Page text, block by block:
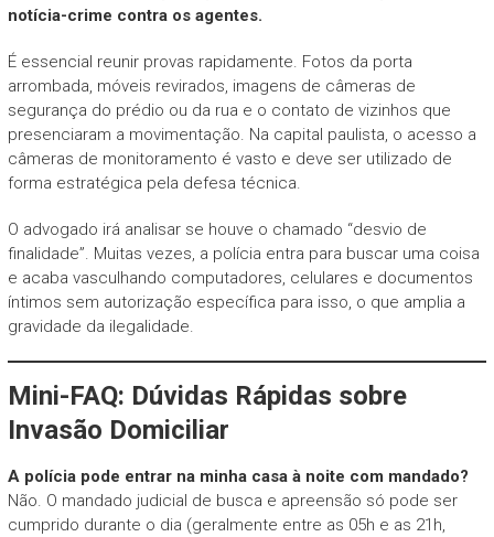
notícia-crime contra os agentes.
É essencial reunir provas rapidamente. Fotos da porta
arrombada, móveis revirados, imagens de câmeras de
segurança do prédio ou da rua e o contato de vizinhos que
presenciaram a movimentação. Na capital paulista, o acesso a
câmeras de monitoramento é vasto e deve ser utilizado de
forma estratégica pela defesa técnica.
O advogado irá analisar se houve o chamado “desvio de
finalidade”. Muitas vezes, a polícia entra para buscar uma coisa
e acaba vasculhando computadores, celulares e documentos
íntimos sem autorização específica para isso, o que amplia a
gravidade da ilegalidade.
Mini-FAQ: Dúvidas Rápidas sobre
Invasão Domiciliar
A polícia pode entrar na minha casa à noite com mandado?
Não. O mandado judicial de busca e apreensão só pode ser
cumprido durante o dia (geralmente entre as 05h e as 21h,